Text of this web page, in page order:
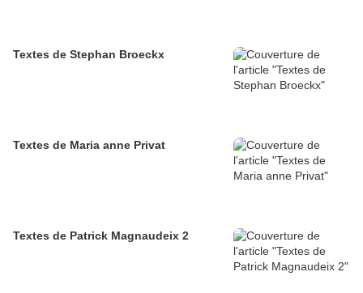
Textes de Stephan Broeckx
Textes de Maria anne Privat
Textes de Patrick Magnaudeix 2